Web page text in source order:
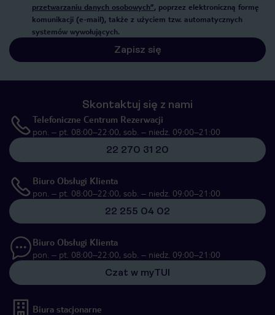
przetwarzaniu danych osobowych”, poprzez elektroniczną formę
komunikacji (e-mail), także z użyciem tzw. automatycznych
systemów wywołujących.
Zapisz się
Skontaktuj się z nami
Telefoniczne Centrum Rezerwacji
pon. – pt. 08:00–22:00, sob. – niedz. 09:00–21:00
22 270 31 20
Biuro Obsługi Klienta
pon. – pt. 08:00–22:00, sob. – niedz. 09:00–21:00
22 255 04 02
Biuro Obsługi Klienta
pon. – pt. 08:00–22:00, sob. – niedz. 09:00–21:00
Czat w myTUI
Biura stacjonarne